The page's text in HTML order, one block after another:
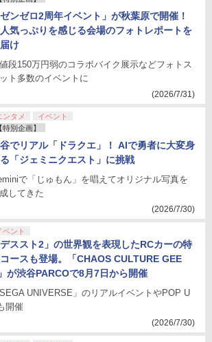
ゼンゼロ2周年イベント」が秋葉原で開催！
気っぷりを感じる会場のフォトレポートを
け
段150万円弱のコラボバイク展示などフォトス
ト多数のイベントに
(2026/7/31)
ンタメ
イベント
【特別企画】
でリアル「ドラクエ」！ AIで勇者に大変身
「ジェミニクエスト」に挑戦
で「じゅもん」を唱えてオリジナル写真を
してきた
(2026/7/30)
ベント
デススト2」の世界観を表現したRCカーの特
ースも登場。「CHAOS CULTURE GEE
が渋谷PARCOで8月7日から開催
SEGA UNIVERSE」のリアルイベントやPOP U
開催
(2026/7/30)